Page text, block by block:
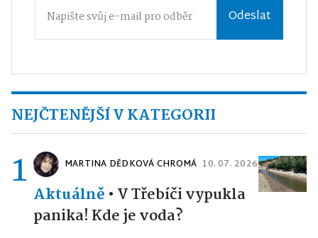
Odeslat
NEJČTENĚJŠÍ V KATEGORII
1 MARTINA DĚDKOVÁ CHROMÁ 10. 07. 2026
Aktuálně • V Třebíči vypukla
panika! Kde je voda?